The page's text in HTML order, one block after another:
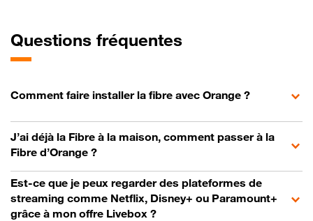
Questions fréquentes
Comment faire installer la fibre avec Orange ?
J’ai déjà la Fibre à la maison, comment passer à la
Fibre d’Orange ?
Est-ce que je peux regarder des plateformes de
streaming comme Netflix, Disney+ ou Paramount+
grâce à mon offre Livebox ?